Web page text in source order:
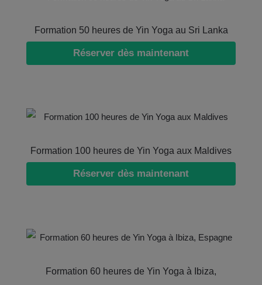
Formation 50 heures de Yin Yoga au Sri Lanka
Réserver dès maintenant
Formation 100 heures de Yin Yoga aux Maldives
Réserver dès maintenant
Formation 60 heures de Yin Yoga à Ibiza,